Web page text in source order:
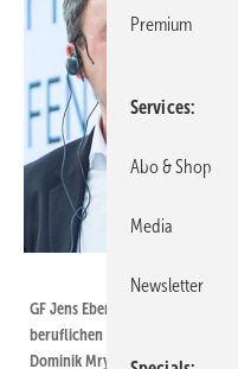
GF Jens Eberhard (r.() verlässt
beruflichen Herausforderungen
Dominik Mryczko.
Premium
Services
Abo & Shop
Media
Newsletter